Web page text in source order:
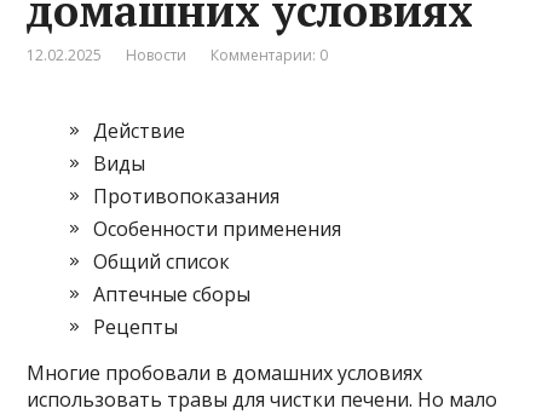
12.02.2025 Новости Комментарии: 0
Действие
Виды
Противопоказания
Особенности применения
Общий список
Аптечные сборы
Рецепты
Многие пробовали в домашних условиях
использовать травы для чистки печени. Но мало